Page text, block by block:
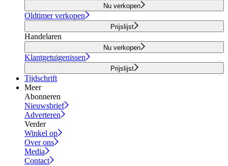
Nu verkopen
Oldtimer verkopen
Prijslijst
Handelaren
Nu verkopen
Klantgetuigenissen
Prijslijst
Tijdschrift
Meer
Abonneren
Nieuwsbrief
Adverteren
Verder
Winkel op
Over ons
Media
Contact